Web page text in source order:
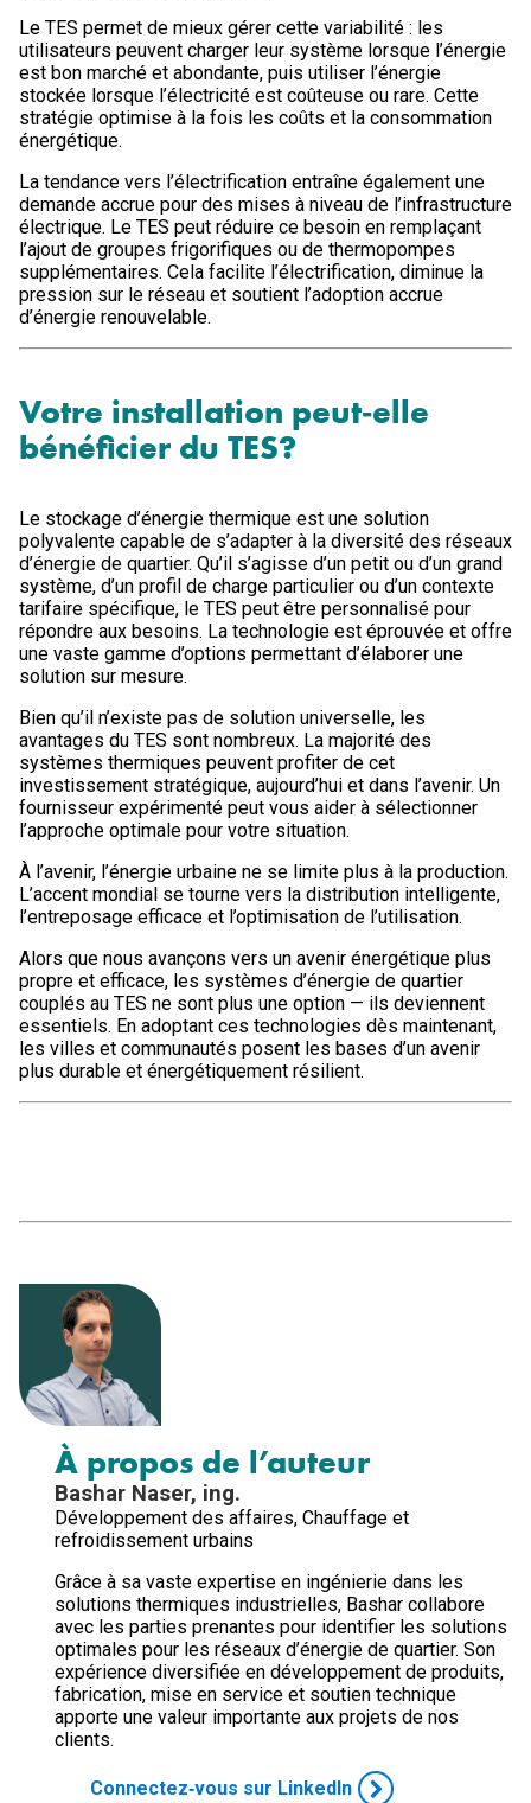
Le TES permet de mieux gérer cette variabilité : les
utilisateurs peuvent charger leur système lorsque l’énergie
est bon marché et abondante, puis utiliser l’énergie
stockée lorsque l’électricité est coûteuse ou rare. Cette
stratégie optimise à la fois les coûts et la consommation
énergétique.
La tendance vers l’électrification entraîne également une
demande accrue pour des mises à niveau de l’infrastructure
électrique. Le TES peut réduire ce besoin en remplaçant
l’ajout de groupes frigorifiques ou de thermopompes
supplémentaires. Cela facilite l’électrification, diminue la
pression sur le réseau et soutient l’adoption accrue
d’énergie renouvelable.
Votre installation peut‑elle
bénéficier du TES?
Le stockage d’énergie thermique est une solution
polyvalente capable de s’adapter à la diversité des réseaux
d’énergie de quartier. Qu’il s’agisse d’un petit ou d’un grand
système, d’un profil de charge particulier ou d’un contexte
tarifaire spécifique, le TES peut être personnalisé pour
répondre aux besoins. La technologie est éprouvée et offre
une vaste gamme d’options permettant d’élaborer une
solution sur mesure.
Bien qu’il n’existe pas de solution universelle, les
avantages du TES sont nombreux. La majorité des
systèmes thermiques peuvent profiter de cet
investissement stratégique, aujourd’hui et dans l’avenir. Un
fournisseur expérimenté peut vous aider à sélectionner
l’approche optimale pour votre situation.
À l’avenir, l’énergie urbaine ne se limite plus à la production.
L’accent mondial se tourne vers la distribution intelligente,
l’entreposage efficace et l’optimisation de l’utilisation.
Alors que nous avançons vers un avenir énergétique plus
propre et efficace, les systèmes d’énergie de quartier
couplés au TES ne sont plus une option — ils deviennent
essentiels. En adoptant ces technologies dès maintenant,
les villes et communautés posent les bases d’un avenir
plus durable et énergétiquement résilient.
À propos de l’auteur
Bashar Naser, ing.
Développement des affaires, Chauffage et
refroidissement urbains
Grâce à sa vaste expertise en ingénierie dans les
solutions thermiques industrielles, Bashar collabore
avec les parties prenantes pour identifier les solutions
optimales pour les réseaux d’énergie de quartier. Son
expérience diversifiée en développement de produits,
fabrication, mise en service et soutien technique
apporte une valeur importante aux projets de nos
clients.
Connectez‑vous sur LinkedIn